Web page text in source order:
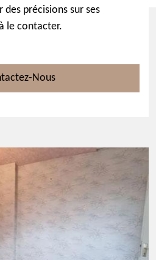
des précisions sur ses
le contacter.
Nous